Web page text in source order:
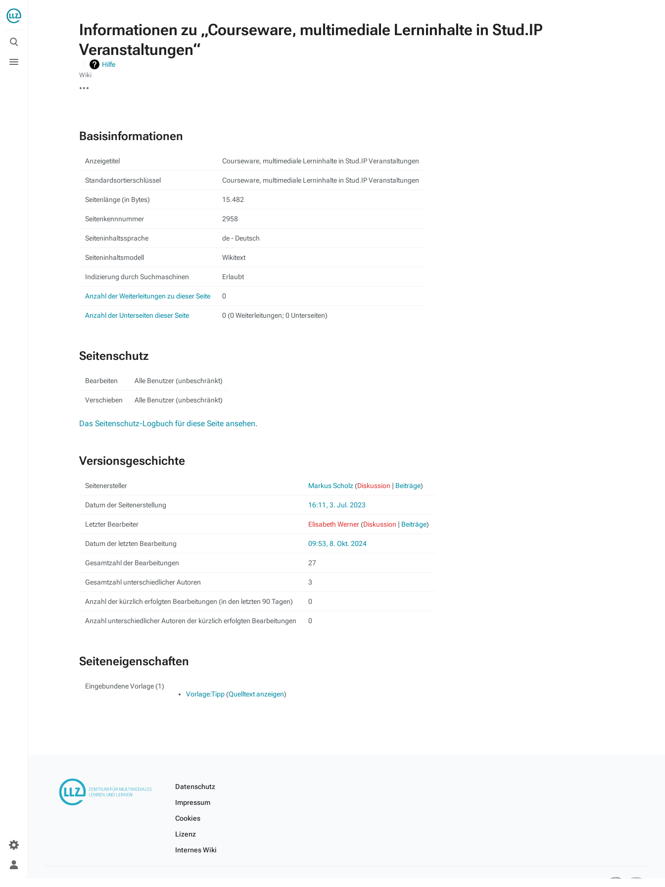
Suche
umschalten
umschalten
Persönliches
Informationen zu „Courseware, multimediale Lerninhalte in Stud.IP
Veranstaltungen“
Hilfe
Wiki
Aktionen
Basisinformationen
Anzeigetitel Courseware, multimediale Lerninhalte in Stud.IP Veranstaltungen
Standardsortierschlüssel Courseware, multimediale Lerninhalte in Stud.IP Veranstaltungen
Seitenlänge (in Bytes) 15.482
Seitenkennnummer 2958
Seiteninhaltssprache de - Deutsch
Seiteninhaltsmodell Wikitext
Indizierung durch Suchmaschinen Erlaubt
Anzahl der Weiterleitungen zu dieser Seite 0
Anzahl der Unterseiten dieser Seite 0 (0 Weiterleitungen; 0 Unterseiten)
Seitenschutz
Bearbeiten Alle Benutzer (unbeschränkt)
Verschieben Alle Benutzer (unbeschränkt)
Das Seitenschutz-Logbuch für diese Seite ansehen.
Versionsgeschichte
Seitenersteller Markus Scholz(Diskussion | Beiträge)
Datum der Seitenerstellung 16:11, 3. Jul. 2023
Letzter Bearbeiter Elisabeth Werner(Diskussion | Beiträge)
Datum der letzten Bearbeitung 09:53, 8. Okt. 2024
Gesamtzahl der Bearbeitungen 27
Gesamtzahl unterschiedlicher Autoren 3
Anzahl der kürzlich erfolgten Bearbeitungen (in den letzten 90 Tagen) 0
Anzahl unterschiedlicher Autoren der kürzlich erfolgten Bearbeitungen 0
Seiteneigenschaften
Eingebundene Vorlage (1)
Vorlage:Tipp(Quelltext anzeigen)
Datenschutz
Impressum
Cookies
Lizenz
Internes Wiki